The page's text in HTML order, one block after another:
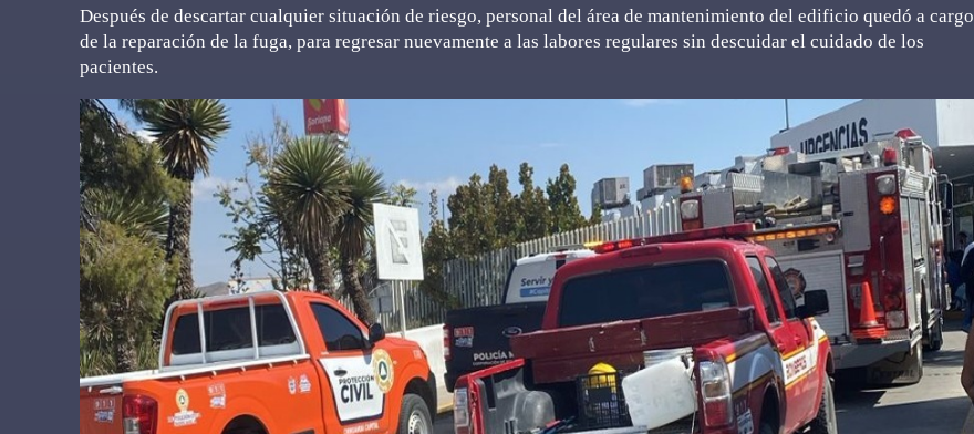
Después de descartar cualquier situación de riesgo, personal del área de mantenimiento del edificio quedó a cargo
de la reparación de la fuga, para regresar nuevamente a las labores regulares sin descuidar el cuidado de los
pacientes.